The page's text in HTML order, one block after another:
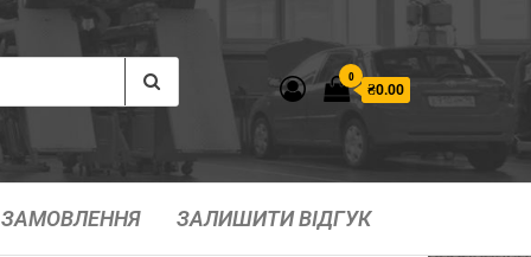
0
₴0.00
ЗАМОВЛЕННЯ ЗАЛИШИТИ ВІДГУК